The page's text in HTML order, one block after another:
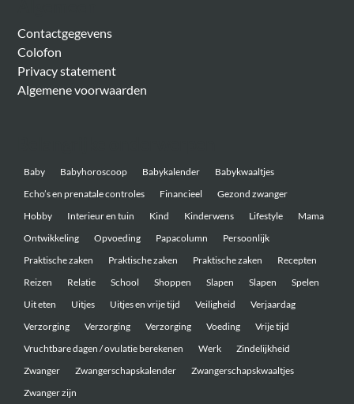
Contactgegevens
Colofon
Privacy statement
Algemene voorwaarden
Baby Babyhoroscoop Babykalender
Babykwaaltjes
Echo’s en prenatale controles
Financieel
Gezond zwanger
Hobby
Interieur en tuin Kind Kinderwens Lifestyle
Mama
Ontwikkeling
Opvoeding Papacolumn
Persoonlijk
Praktische zaken
Praktische zaken Praktische zaken
Recepten
Reizen
Relatie School Shoppen Slapen Slapen
Spelen
Uit eten
Uitjes Uitjes en vrije tijd Veiligheid
Verjaardag
Verzorging
Verzorging Verzorging Voeding
Vrije tijd
Vruchtbare dagen / ovulatie berekenen
Werk
Zindelijkheid
Zwanger
Zwangerschapskalender
Zwangerschapskwaaltjes
Zwanger zijn